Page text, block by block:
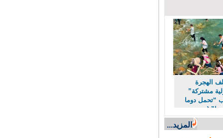
الهجرة
مشتركة”
دوما
(مصدر
المزيد...